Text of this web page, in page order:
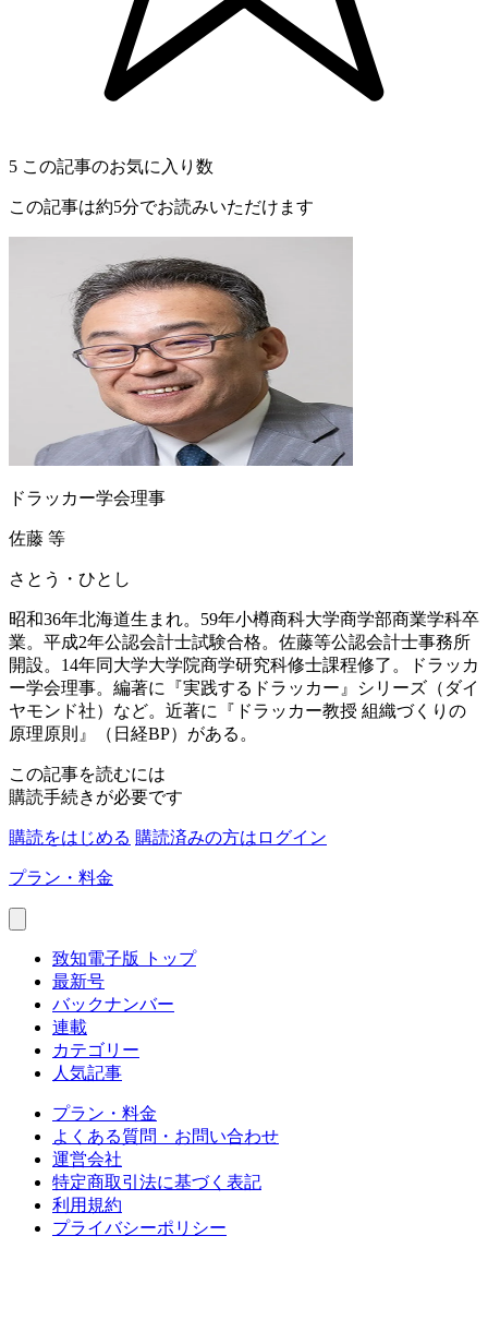
5 この記事のお気に入り数
この記事は約5分でお読みいただけます
ドラッカー学会理事
佐藤 等
さとう・ひとし
昭和36年北海道生まれ。59年小樽商科大学商学部商業学科卒
業。平成2年公認会計士試験合格。佐藤等公認会計士事務所
開設。14年同大学大学院商学研究科修士課程修了。ドラッカ
ー学会理事。編著に『実践するドラッカー』シリーズ（ダイ
ヤモンド社）など。近著に『ドラッカー教授 組織づくりの
原理原則』（日経BP）がある。
この記事を読むには
購読手続きが必要です
購読をはじめる 購読済みの方はログイン
プラン・料金
致知電子版 トップ
最新号
バックナンバー
連載
カテゴリー
人気記事
プラン・料金
よくある質問・お問い合わせ
運営会社
特定商取引法に基づく表記
利用規約
プライバシーポリシー